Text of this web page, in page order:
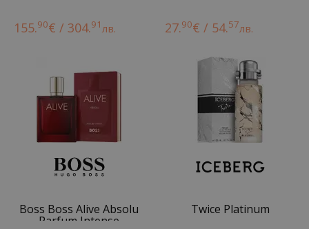
155.90€ / 304.91лв. 27.90€ / 54.57лв.
Boss Boss Alive Absolu
Parfum Intense
Twice Platinum